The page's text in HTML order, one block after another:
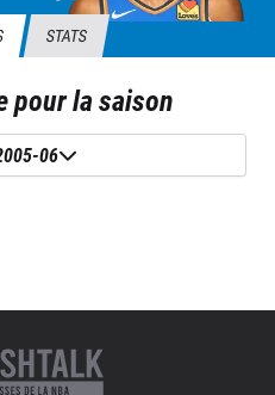
STATS
pour la saison
06